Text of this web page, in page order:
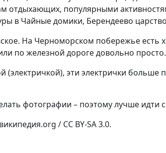
отдыхающих, популярными
в Чайные домики, Берендеево
На Черноморском побережье есть
по железной дороге довольно просто.
эти электрички больше
фотографии – поэтому лучше идти
/ CC BY-SA 3.0.